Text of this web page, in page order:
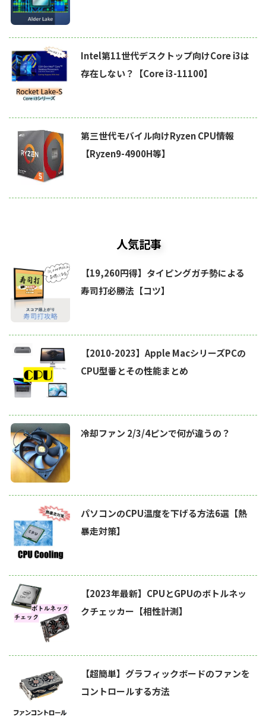
Intel第11世代デスクトップ向けCore i3は
存在しない？【Core i3-11100】
第三世代モバイル向けRyzen CPU情報
【Ryzen9-4900H等】
人気記事
【19,260円得】タイピングガチ勢による
寿司打必勝法【コツ】
【2010-2023】Apple MacシリーズPCの
CPU型番とその性能まとめ
冷却ファン 2/3/4ピンで何が違うの？
パソコンのCPU温度を下げる方法6選【熱
暴走対策】
【2023年最新】CPUとGPUのボトルネッ
クチェッカー【相性計測】
【超簡単】グラフィックボードのファンを
コントロールする方法